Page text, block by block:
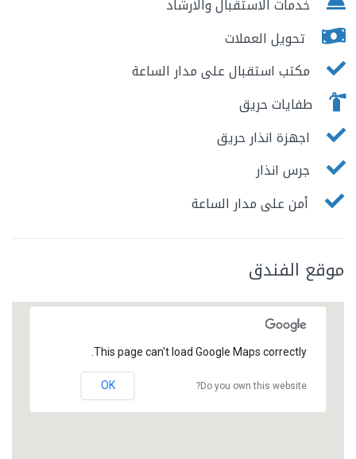
خدمات الاستقبال والارشاد
تحويل العملات
مكتب استقبال على مدار الساعة
طفايات حريق
اجهزة انذار حريق
جرس انذار
أمن على مدار الساعة
موقع الفندق
This page can't load Google Maps correctly.
Do you own this website?
OK